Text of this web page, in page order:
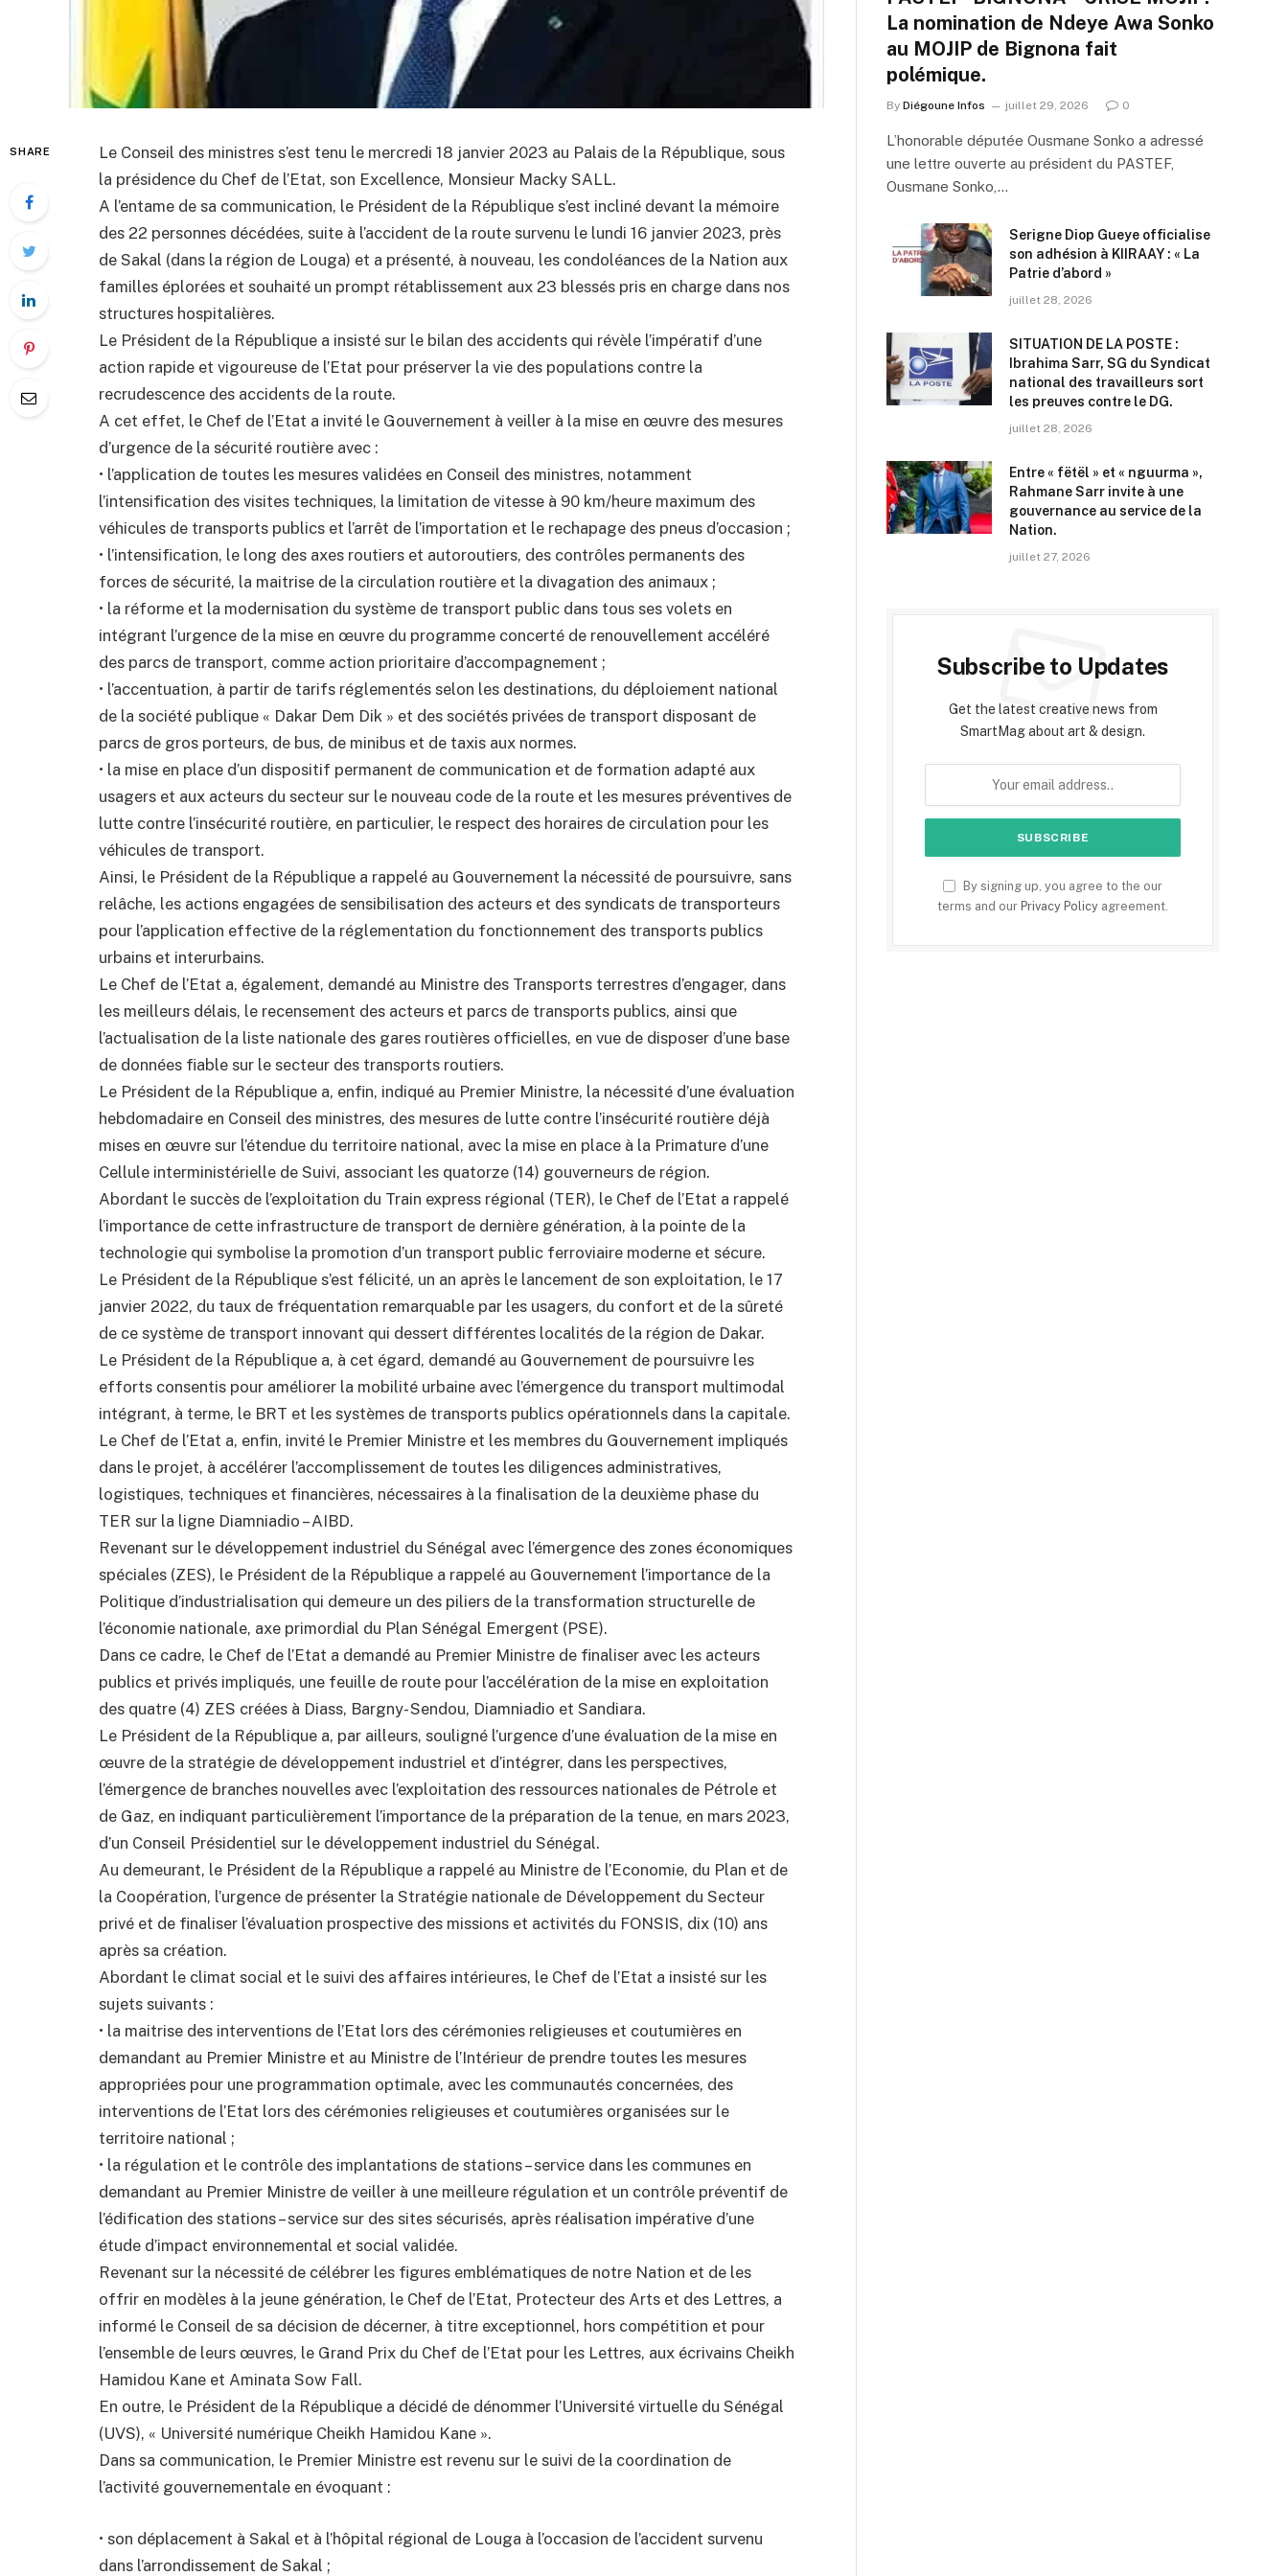
SHARE
Le Conseil des ministres s’est tenu le mercredi 18 janvier 2023 au Palais de la République, sous
la présidence du Chef de l’Etat, son Excellence, Monsieur Macky SALL.
A l’entame de sa communication, le Président de la République s’est incliné devant la mémoire
des 22 personnes décédées, suite à l’accident de la route survenu le lundi 16 janvier 2023, près
de Sakal (dans la région de Louga) et a présenté, à nouveau, les condoléances de la Nation aux
familles éplorées et souhaité un prompt rétablissement aux 23 blessés pris en charge dans nos
structures hospitalières.
Le Président de la République a insisté sur le bilan des accidents qui révèle l’impératif d’une
action rapide et vigoureuse de l’Etat pour préserver la vie des populations contre la
recrudescence des accidents de la route.
A cet effet, le Chef de l’Etat a invité le Gouvernement à veiller à la mise en œuvre des mesures
d’urgence de la sécurité routière avec :
• l’application de toutes les mesures validées en Conseil des ministres, notamment
l’intensification des visites techniques, la limitation de vitesse à 90 km/heure maximum des
véhicules de transports publics et l’arrêt de l’importation et le rechapage des pneus d’occasion ;
• l’intensification, le long des axes routiers et autoroutiers, des contrôles permanents des
forces de sécurité, la maitrise de la circulation routière et la divagation des animaux ;
• la réforme et la modernisation du système de transport public dans tous ses volets en
intégrant l’urgence de la mise en œuvre du programme concerté de renouvellement accéléré
des parcs de transport, comme action prioritaire d’accompagnement ;
• l’accentuation, à partir de tarifs réglementés selon les destinations, du déploiement national
de la société publique « Dakar Dem Dik » et des sociétés privées de transport disposant de
parcs de gros porteurs, de bus, de minibus et de taxis aux normes.
• la mise en place d’un dispositif permanent de communication et de formation adapté aux
usagers et aux acteurs du secteur sur le nouveau code de la route et les mesures préventives de
lutte contre l’insécurité routière, en particulier, le respect des horaires de circulation pour les
véhicules de transport.
Ainsi, le Président de la République a rappelé au Gouvernement la nécessité de poursuivre, sans
relâche, les actions engagées de sensibilisation des acteurs et des syndicats de transporteurs
pour l’application effective de la réglementation du fonctionnement des transports publics
urbains et interurbains.
Le Chef de l’Etat a, également, demandé au Ministre des Transports terrestres d’engager, dans
les meilleurs délais, le recensement des acteurs et parcs de transports publics, ainsi que
l’actualisation de la liste nationale des gares routières officielles, en vue de disposer d’une base
de données fiable sur le secteur des transports routiers.
Le Président de la République a, enfin, indiqué au Premier Ministre, la nécessité d’une évaluation
hebdomadaire en Conseil des ministres, des mesures de lutte contre l’insécurité routière déjà
mises en œuvre sur l’étendue du territoire national, avec la mise en place à la Primature d’une
Cellule interministérielle de Suivi, associant les quatorze (14) gouverneurs de région.
Abordant le succès de l’exploitation du Train express régional (TER), le Chef de l’Etat a rappelé
l’importance de cette infrastructure de transport de dernière génération, à la pointe de la
technologie qui symbolise la promotion d’un transport public ferroviaire moderne et sécure.
Le Président de la République s’est félicité, un an après le lancement de son exploitation, le 17
janvier 2022, du taux de fréquentation remarquable par les usagers, du confort et de la sûreté
de ce système de transport innovant qui dessert différentes localités de la région de Dakar.
Le Président de la République a, à cet égard, demandé au Gouvernement de poursuivre les
efforts consentis pour améliorer la mobilité urbaine avec l’émergence du transport multimodal
intégrant, à terme, le BRT et les systèmes de transports publics opérationnels dans la capitale.
Le Chef de l’Etat a, enfin, invité le Premier Ministre et les membres du Gouvernement impliqués
dans le projet, à accélérer l’accomplissement de toutes les diligences administratives,
logistiques, techniques et financières, nécessaires à la finalisation de la deuxième phase du
TER sur la ligne Diamniadio – AIBD.
Revenant sur le développement industriel du Sénégal avec l’émergence des zones économiques
spéciales (ZES), le Président de la République a rappelé au Gouvernement l’importance de la
Politique d’industrialisation qui demeure un des piliers de la transformation structurelle de
l’économie nationale, axe primordial du Plan Sénégal Emergent (PSE).
Dans ce cadre, le Chef de l’Etat a demandé au Premier Ministre de finaliser avec les acteurs
publics et privés impliqués, une feuille de route pour l’accélération de la mise en exploitation
des quatre (4) ZES créées à Diass, Bargny- Sendou, Diamniadio et Sandiara.
Le Président de la République a, par ailleurs, souligné l’urgence d’une évaluation de la mise en
œuvre de la stratégie de développement industriel et d’intégrer, dans les perspectives,
l’émergence de branches nouvelles avec l’exploitation des ressources nationales de Pétrole et
de Gaz, en indiquant particulièrement l’importance de la préparation de la tenue, en mars 2023,
d’un Conseil Présidentiel sur le développement industriel du Sénégal.
Au demeurant, le Président de la République a rappelé au Ministre de l’Economie, du Plan et de
la Coopération, l’urgence de présenter la Stratégie nationale de Développement du Secteur
privé et de finaliser l’évaluation prospective des missions et activités du FONSIS, dix (10) ans
après sa création.
Abordant le climat social et le suivi des affaires intérieures, le Chef de l’Etat a insisté sur les
sujets suivants :
• la maitrise des interventions de l’Etat lors des cérémonies religieuses et coutumières en
demandant au Premier Ministre et au Ministre de l’Intérieur de prendre toutes les mesures
appropriées pour une programmation optimale, avec les communautés concernées, des
interventions de l’Etat lors des cérémonies religieuses et coutumières organisées sur le
territoire national ;
• la régulation et le contrôle des implantations de stations – service dans les communes en
demandant au Premier Ministre de veiller à une meilleure régulation et un contrôle préventif de
l’édification des stations – service sur des sites sécurisés, après réalisation impérative d’une
étude d’impact environnemental et social validée.
Revenant sur la nécessité de célébrer les figures emblématiques de notre Nation et de les
offrir en modèles à la jeune génération, le Chef de l’Etat, Protecteur des Arts et des Lettres, a
informé le Conseil de sa décision de décerner, à titre exceptionnel, hors compétition et pour
l’ensemble de leurs œuvres, le Grand Prix du Chef de l’Etat pour les Lettres, aux écrivains Cheikh
Hamidou Kane et Aminata Sow Fall.
En outre, le Président de la République a décidé de dénommer l’Université virtuelle du Sénégal
(UVS), « Université numérique Cheikh Hamidou Kane ».
Dans sa communication, le Premier Ministre est revenu sur le suivi de la coordination de
l’activité gouvernementale en évoquant :
• son déplacement à Sakal et à l’hôpital régional de Louga à l’occasion de l’accident survenu
dans l’arrondissement de Sakal ;
La nomination de Ndeye Awa Sonko
au MOJIP de Bignona fait
polémique.
By Diégoune Infos juillet 29, 2026 0
L’honorable députée Ousmane Sonko a adressé
une lettre ouverte au président du PASTEF,
Ousmane Sonko,…
Serigne Diop Gueye officialise
son adhésion à KIIRAAY : « La
Patrie d’abord »
juillet 28, 2026
SITUATION DE LA POSTE :
Ibrahima Sarr, SG du Syndicat
national des travailleurs sort
les preuves contre le DG.
juillet 28, 2026
Entre « fëtël » et « nguurma »,
Rahmane Sarr invite à une
gouvernance au service de la
Nation.
juillet 27, 2026
Subscribe to Updates
Get the latest creative news from
SmartMag about art & design.
By signing up, you agree to the our
terms and our Privacy Policy agreement.